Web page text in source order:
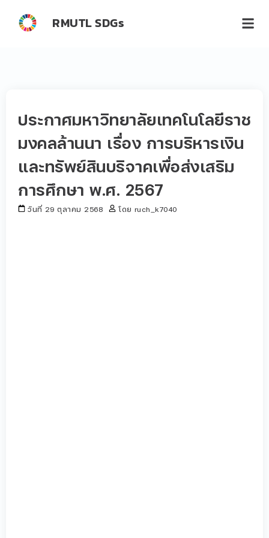
RMUTL SDGs
ประกาศมหาวิทยาลัยเทคโนโลยีราช
มงคลล้านนา เรื่อง การบริหารเงิน
และทรัพย์สินบริจาคเพื่อส่งเสริม
การศึกษา พ.ศ. 2567
วันที่ 29 ตุลาคม 2568 โดย ruch_k7040